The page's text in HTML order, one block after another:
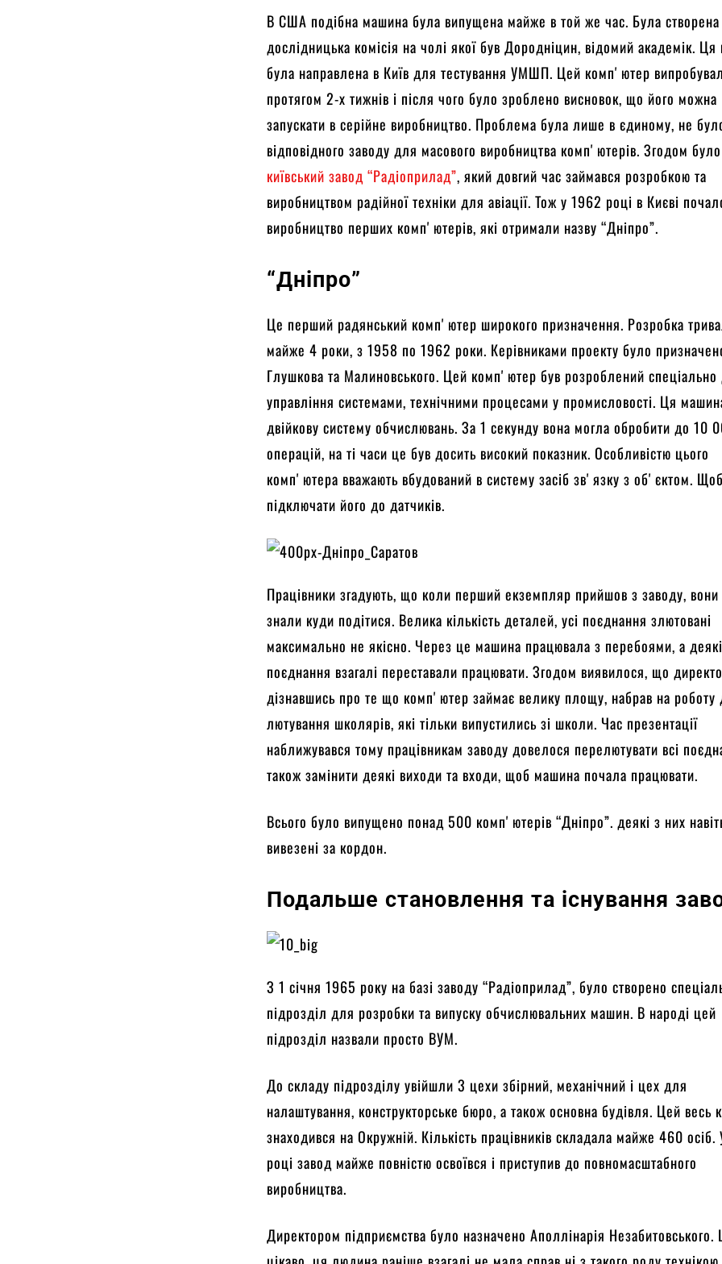
В США подібна машина була випущена майже в той же час. Була створена
дослідницька комісія на чолі якої був Дородніцин, відомий академік. Ця
була направлена в Київ для тестування УМШП. Цей компʼютер
протягом 2-х тижнів і після чого було зроблено висновок, що його можна
запускати в серійне виробництво. Проблема була лише в єдиному, не
відповідного заводу для масового виробництва компʼютерів. Згодом
київський завод “Радіоприлад”, який довгий час займався розробкою та
виробництвом радійної техніки для авіації. Тож у 1962 році в Києві
виробництво перших компʼютерів, які отримали назву “Дніпро”.
“Дніпро”
Це перший радянський компʼютер широкого призначення. Розробка
майже 4 роки, з 1958 по 1962 роки. Керівниками проекту було
Глушкова та Малиновського. Цей компʼютер був розроблений спеціально
управління системами, технічними процесами у промисловості. Ця
двійкову систему обчислювань. За 1 секунду вона могла обробити до 10
операцій, на ті часи це був досить високий показник. Особливістю цього
компʼютера вважають вбудований в систему засіб звʼязку з обʼєктом. Щоб
підключати його до датчиків.
Працівники згадують, що коли перший екземпляр прийшов з заводу, вони
знали куди подітися. Велика кількість деталей, усі поєднання злютовані
максимально не якісно. Через це машина працювала з перебоями, а деякі
поєднання взагалі переставали працювати. Згодом виявилося, що
дізнавшись про те що компʼютер займає велику площу, набрав на роботу
лютування школярів, які тільки випустились зі школи. Час презентації
наближувався тому працівникам заводу довелося перелютувати всі
також замінити деякі виходи та входи, щоб машина почала працювати.
Всього було випущено понад 500 компʼютерів “Дніпро”. деякі з них
вивезені за кордон.
Подальше становлення та існування
З 1 січня 1965 року на базі заводу “Радіоприлад”, було створено
підрозділ для розробки та випуску обчислювальних машин. В народі цей
підрозділ назвали просто ВУМ.
До складу підрозділу увійшли 3 цехи збірний, механічний і цех для
налаштування, конструкторське бюро, а також основна будівля. Цей весь
знаходився на Окружній. Кількість працівників складала майже 460
році завод майже повністю освоївся і приступив до повномасштабного
виробництва.
Директором підприємства було назначено Аполлінарія Незабитовського.